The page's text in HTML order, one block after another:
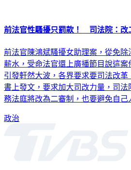
前法官性騷擾只罰款！ 司法院：改
前法官陳鴻斌騷擾女助理案，從免除
薪水，受命法官還上廣播節目說這案
引發軒然大波，各界要求要司法改
書上發文，要求加大司改力量，司
務法庭將改為二審制，也要避免自己
政治